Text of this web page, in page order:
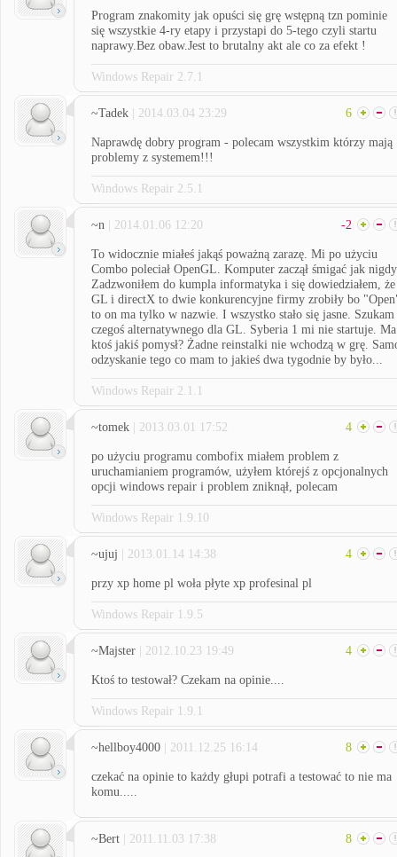
Program znakomity jak opuści się grę wstępną tzn pominie
się wszystkie 4-ry etapy i przystapi do 5-tego czyli startu
naprawy.Bez obaw.Jest to brutalny akt ale co za efekt !
Windows Repair 2.7.1
~Tadek | 2014.03.04 23:29 6
Naprawdę dobry program - polecam wszystkim którzy mają
problemy z systemem!!!
Windows Repair 2.5.1
~n | 2014.01.06 12:20 -2
To widocznie miałeś jakąś poważną zarazę. Mi po użyciu
Combo poleciał OpenGL. Komputer zaczął śmigać jak
Zadzwoniłem do kumpla informatyka i się dowiedziałem, że
GL i directX to dwie konkurencyjne firmy zrobiły bo
to on ma tylko w nazwie. I wszystko stało się jasne. Szukam
czegoś alternatywnego dla GL. Syberia 1 mi nie startuje. Ma
ktoś jakiś pomysł? Żadne reinstalki nie wchodzą w grę.
odzyskanie tego co mam to jakieś dwa tygodnie by było...
Windows Repair 2.1.1
~tomek | 2013.03.01 17:52 4
po użyciu programu combofix miałem problem z
uruchamianiem programów, użyłem którejś z opcjonalnych
opcji windows repair i problem zniknął, polecam
Windows Repair 1.9.10
~ujuj | 2013.01.14 14:38 4
przy xp home pl woła płyte xp profesinal pl
Windows Repair 1.9.5
~Majster | 2012.10.23 19:49 4
Ktoś to testował? Czekam na opinie....
Windows Repair 1.9.1
~hellboy4000 | 2011.12.25 16:14 8
czekać na opinie to każdy głupi potrafi a testować to nie ma
komu.....
~Bert | 2011.11.03 17:38 8